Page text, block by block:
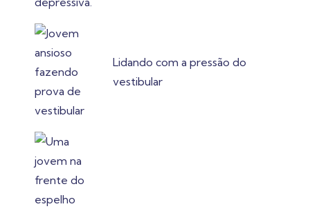
Lidando com a pressão do
vestibular